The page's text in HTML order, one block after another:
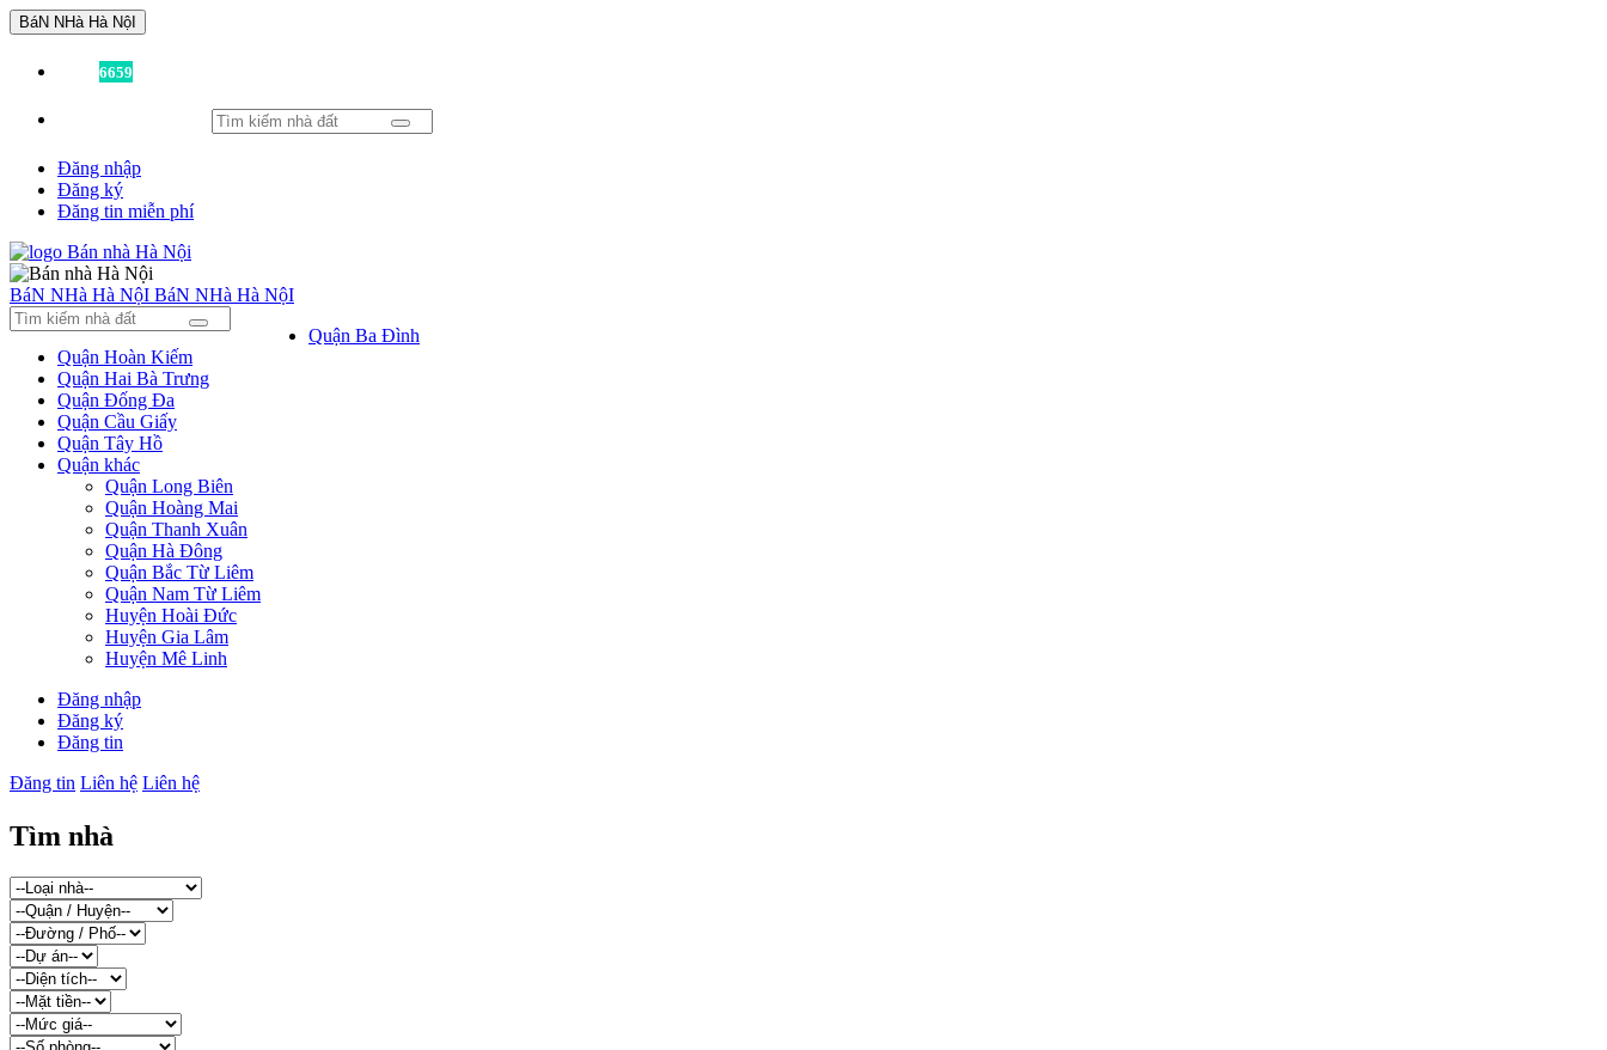
BáN NHà Hà NộI
6659
Đăng nhập
Đăng ký
Đăng tin miễn phí
BáN NHà Hà NộI BáN NHà Hà NộI
Quận Ba Đình
Quận Hoàn Kiếm
Quận Hai Bà Trưng
Quận Đống Đa
Quận Cầu Giấy
Quận Tây Hồ
Quận khác
Quận Long Biên
Quận Hoàng Mai
Quận Thanh Xuân
Quận Hà Đông
Quận Bắc Từ Liêm
Quận Nam Từ Liêm
Huyện Hoài Đức
Huyện Gia Lâm
Huyện Mê Linh
Đăng nhập
Đăng ký
Đăng tin
Đăng tin Liên hệ Liên hệ
Tìm nhà